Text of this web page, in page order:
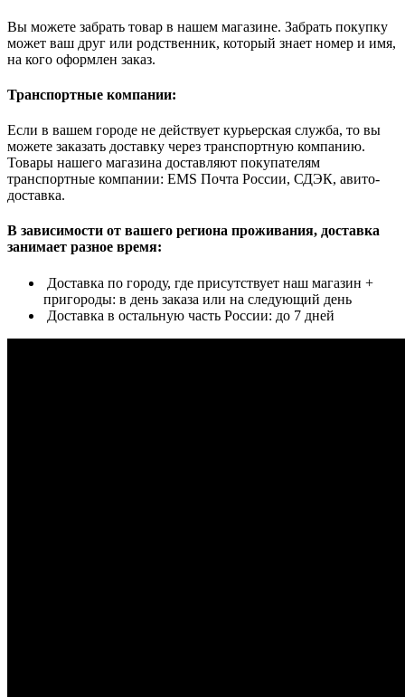
Вы можете забрать товар в нашем магазине. Забрать покупку
может ваш друг или родственник, который знает номер и имя,
на кого оформлен заказ.
Транспортные компании:
Если в вашем городе не действует курьерская служба, то вы
можете заказать доставку через транспортную компанию.
Товары нашего магазина доставляют покупателям
транспортные компании: EMS Почта России, СДЭК, авито-
доставка.
В зависимости от вашего региона проживания, доставка
занимает разное время:
Доставка по городу, где присутствует наш магазин +
пригороды: в день заказа или на следующий день
Доставка в остальную часть России: до 7 дней